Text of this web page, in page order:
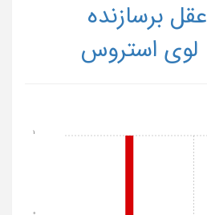
عقل برسازنده
لوی استروس
0
1